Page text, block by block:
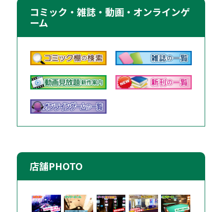
コミック・雑誌・動画・オンラインゲ
ーム
店舗PHOTO